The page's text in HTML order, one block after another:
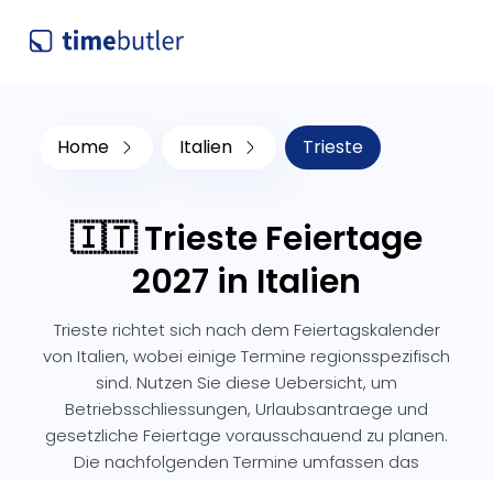
Home Italien Trieste
🇮🇹 Trieste Feiertage
2027 in Italien
Trieste richtet sich nach dem Feiertagskalender
von Italien, wobei einige Termine regionsspezifisch
sind. Nutzen Sie diese Uebersicht, um
Betriebsschliessungen, Urlaubsantraege und
gesetzliche Feiertage vorausschauend zu planen.
Die nachfolgenden Termine umfassen das